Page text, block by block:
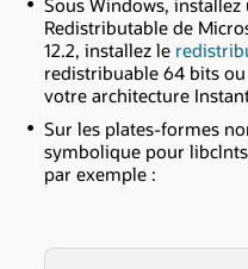
Sous Windows,
Redistributable de
12.2, installez le
redistribuable 64 bits
votre architecture
Sur les plates-formes
symbolique pour
par exemple :